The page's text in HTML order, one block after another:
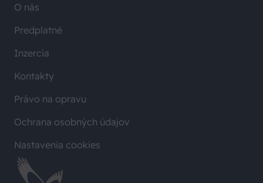
O nás
Predplatné
Inzercia
Kontakty
Právo na opravu
Ochrana osobných údajov
Nastavenia cookies